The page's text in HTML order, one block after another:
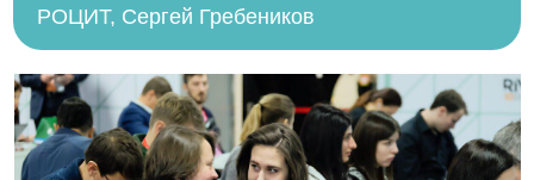
РОЦИТ, Сергей Гребеников